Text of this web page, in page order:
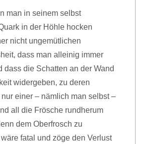
man in seinem selbst
in der Höhle hocken
nicht ungemütlichen
dass man alleinig immer
dass die Schatten an der Wand
widergeben, zu deren
nur einer – nämlich man selbst –
all die Frösche rundherum
dem Oberfrosch zu
fatal und zöge den Verlust